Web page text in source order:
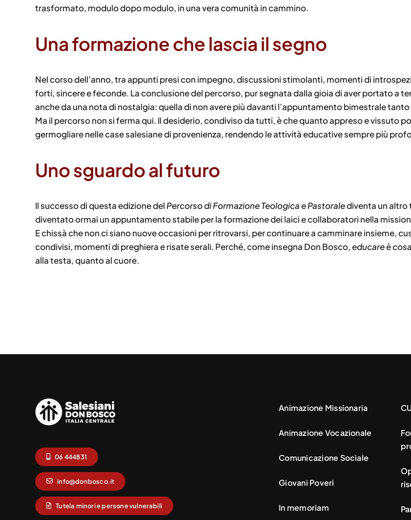
trasformato, modulo dopo modulo, in una vera comunità in cammino.
Una formazione che lascia il segno
Nel corso dell’anno, tra appunti presi con impegno, discussioni stimolanti, momenti di
forti, sincere e feconde. La conclusione del percorso, pur segnata dalla gioia di aver portato a
anche da una nota di nostalgia: quella di non avere più davanti l’appuntamento bimestrale
Ma il percorso non si ferma qui. Il desiderio, condiviso da tutti, è che quanto appreso e vissuto
germogliare nelle case salesiane di provenienza, rendendo le attività educative sempre più
Uno sguardo al futuro
Il successo di questa edizione del Percorso di Formazione Teologica e Pastoralediventa un altro
diventato ormai un appuntamento stabile per la formazione dei laici e collaboratori nella
E chissà che non ci siano nuove occasioni per ritrovarsi, per continuare a camminare insieme,
condivisi, momenti di preghiera e risate serali. Perché, come insegna Don Bosco,educare è
alla testa, quanto al cuore.
06 444831
info@donbosco.it
Tutela minori e persone vulnerabili
Animazione Missionaria
Animazione Vocazionale
Comunicazione Sociale
Giovani Poveri
In memoriam